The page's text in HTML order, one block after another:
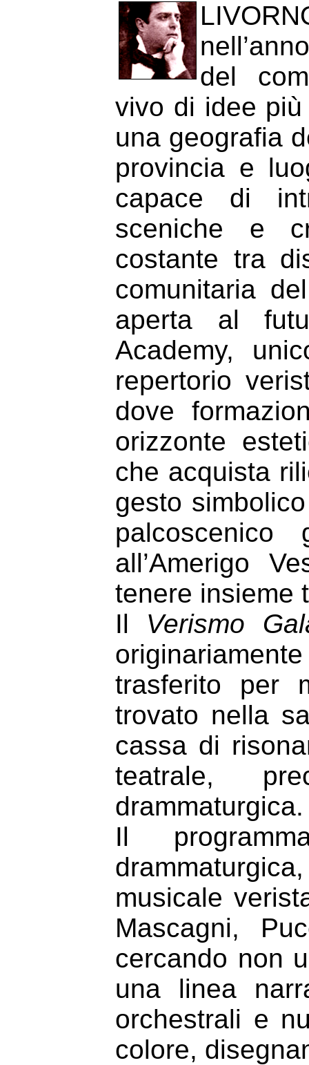
del
vivo di idee
una geografia
provincia e
capace di
sceniche e
costante tra
comunitaria
aperta al
Academy,
repertorio
dove
orizzonte
che acquista
gesto
palcoscenico
all’Amerigo
tenere insieme
Il Verismo
trasferito per
trovato nella
cassa di
teatrale,
drammaturgica.
Il
musicale
Mascagni,
cercando non
una linea
orchestrali e
colore,